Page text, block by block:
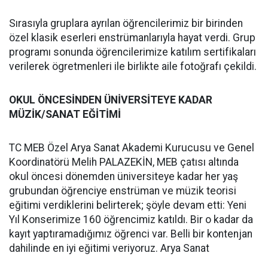
Sırasıyla gruplara ayrılan öğrencilerimiz bir birinden
özel klasik eserleri enstrümanlarıyla hayat verdi. Grup
programı sonunda öğrencilerimize katılım sertifikaları
verilerek ögretmenleri ile birlikte aile fotoğrafı çekildi.
OKUL ÖNCESİNDEN ÜNİVERSİTEYE KADAR
MÜZİK/SANAT EĞİTİMİ
TC MEB Özel Arya Sanat Akademi Kurucusu ve Genel
Koordinatörü Melih PALAZEKİN, MEB çatısı altında
okul öncesi dönemden üniversiteye kadar her yaş
grubundan öğrenciye enstrüman ve müzik teorisi
eğitimi verdiklerini belirterek; şöyle devam etti: Yeni
Yıl Konserimize 160 öğrencimiz katıldı. Bir o kadar da
kayıt yaptıramadığımız öğrenci var. Belli bir kontenjan
dahilinde en iyi eğitimi veriyoruz. Arya Sanat